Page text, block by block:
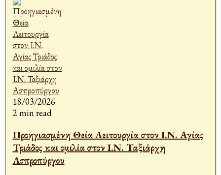
18/03/2026
2 min read
Προηγιασμένη Θεία Λειτουργία στον Ι.Ν. Αγίας
Τριάδος και ομιλία στον Ι.Ν. Ταξιάρχη
Ασπροπύργου